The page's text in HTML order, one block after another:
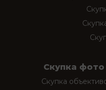
Скупка
Скупка